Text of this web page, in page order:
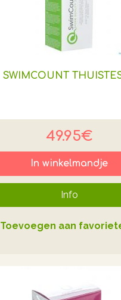
SWIMCOUNT
49.95€
In winkelmandje
Info
Toevoegen aan